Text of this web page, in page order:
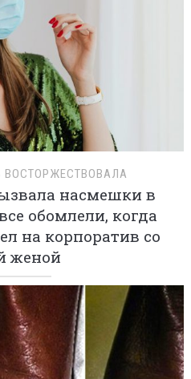
ВОСТОРЖЕСТВОВАЛА
насмешки в
обомлели, когда
на корпоратив со
женой